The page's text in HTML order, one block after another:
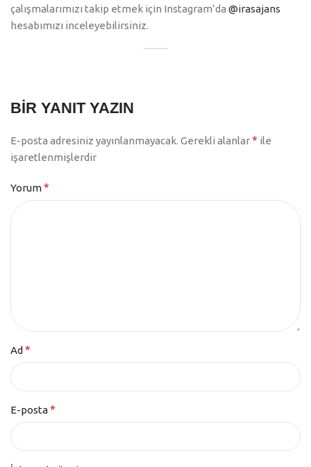
çalışmalarımızı takip etmek için Instagram’da @irasajans
hesabımızı inceleyebilirsiniz.
BIR YANIT YAZIN
E-posta adresiniz yayınlanmayacak. Gerekli alanlar* ile
işaretlenmişlerdir
Yorum*
Ad *
E-posta*